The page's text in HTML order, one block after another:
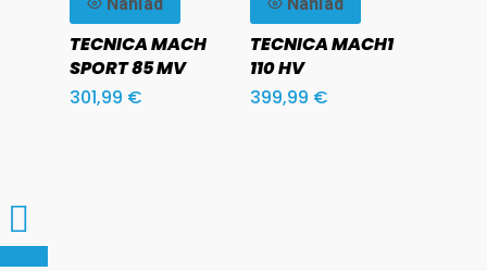
TECNICA MACH
SPORT 85 MV
301,99 €
TECNICA MACH1
110 HV
399,99 €
Vaky Na Zjazdové
Vaky Na Topánky A
Zjazdové Viazanie A